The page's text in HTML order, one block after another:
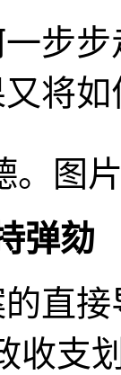
步
将如
。图
弹劾
接
收支